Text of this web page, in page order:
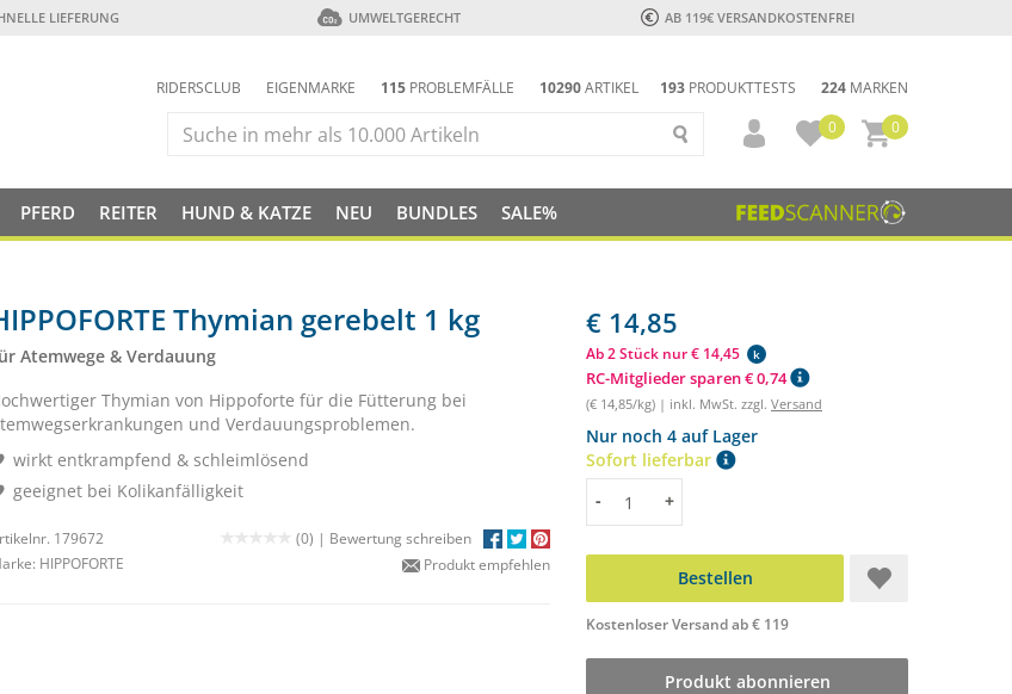
LIEFERUNG UMWELTGERECHT AB 119€ VERSANDKOSTENFREI
193 PRODUKTTESTS 224 MARKEN
RIDERSCLUB EIGENMARKE 115 PROBLEMFÄLLE 10290ARTIKEL
0
0
PFERD REITER HUND & KATZE NEU BUNDLES SALE%
Thymian gerebelt 1 kg
Atemwege & Verdauung
Thymian von Hippoforte für die Fütterung bei
und Verdauungsproblemen.
wirkt entkrampfend & schleimlösend
geeignet bei Kolikanfälligkeit
179672 (0) | Bewertung schreiben
HIPPOFORTE Produkt empfehlen
€ 14,85
Ab 2 Stück nur € 14,45 k
RC-Mitglieder sparen € 0,74
(€ 14,85/kg) | inkl. MwSt. zzgl. Versand
Nur noch 4 auf Lager
Sofort lieferbar
Menge
- +
Bestellen
Kostenloser Versand ab € 119
Produkt abonnieren